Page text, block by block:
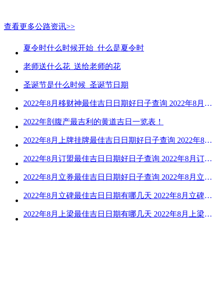
查看更多公路资讯>>
夏令时什么时候开始_什么是夏令时
老师送什么花_送给老师的花
圣诞节是什么时候_圣诞节日期
2022年8月移财神最佳吉日日期好日子查询 2022年8月移财神吉日一览
2022年剖腹产最吉利的黄道吉日一览表！
2022年8月上牌挂牌最佳吉日日期好日子查询 2022年8月上牌吉日精选
2022年8月订盟最佳吉日日期好日子查询 2022年8月订盟黄道吉日一览
2022年8月立券最佳吉日日期好日子查询 2022年8月立券的黄道吉日一览
2022年8月立碑最佳吉日日期有哪几天 2022年8月立碑吉日查询
2022年8月上梁最佳吉日日期有哪几天 2022年8月上梁的黄道吉日